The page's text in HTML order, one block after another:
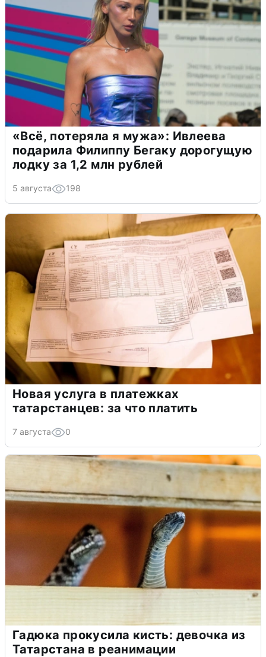
«Всё, потеряла я мужа»: Ивлеева
подарила Филиппу Бегаку дорогущую
лодку за 1,2 млн рублей
5 августа 198
Новая услуга в платежках
татарстанцев: за что платить
7 августа 0
Гадюка прокусила кисть: девочка из
Татарстана в реанимации